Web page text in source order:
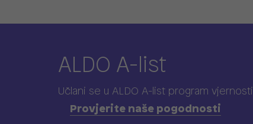
ALDO A-list
Učlani se u ALDO A-list program vjernosti
Provjerite naše pogodnosti